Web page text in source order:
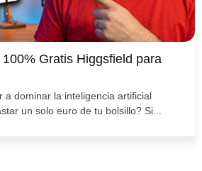
Gratis Higgsfield para
a dominar la inteligencia artificial
un solo euro de tu bolsillo? Si...